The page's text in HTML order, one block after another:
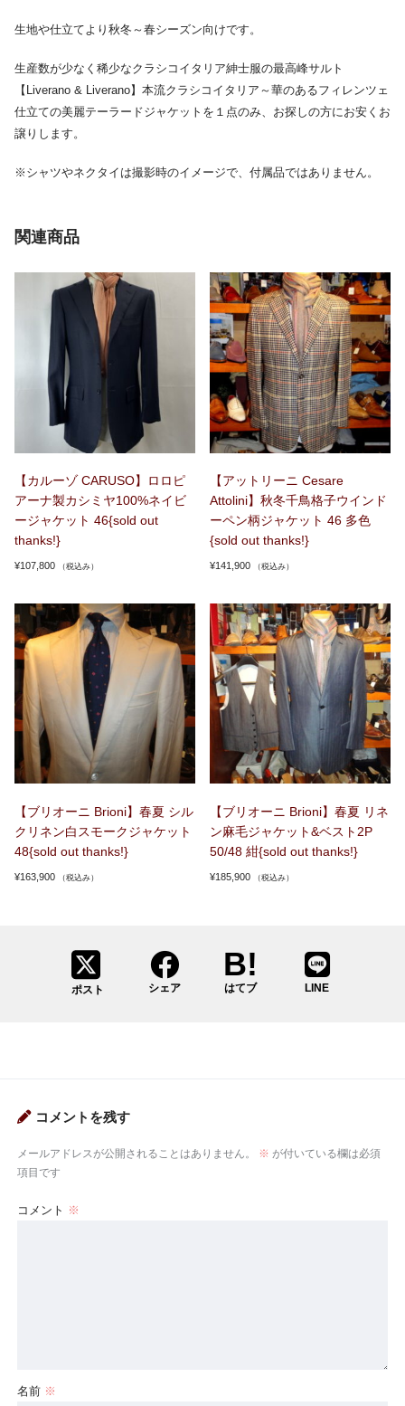
生地や仕立てより秋冬～春シーズン向けです。
生産数が少なく稀少なクラシコイタリア紳士服の最高峰サルト
【Liverano & Liverano】本流クラシコイタリア～華のあるフィレンツェ
仕立ての美麗テーラードジャケットを１点のみ、お探しの方にお安くお
譲りします。
※シャツやネクタイは撮影時のイメージで、付属品ではありません。
関連商品
【カルーゾ CARUSO】ロロピ
アーナ製カシミヤ100%ネイビ
ージャケット 46{sold out
thanks!}
¥107,800 （税込み）
【アットリーニ Cesare
Attolini】秋冬千鳥格子ウインド
ーペン柄ジャケット 46 多色
{sold out thanks!}
¥141,900 （税込み）
【ブリオーニ Brioni】春夏 シル
クリネン白スモークジャケット
48{sold out thanks!}
¥163,900 （税込み）
【ブリオーニ Brioni】春夏 リネ
ン麻毛ジャケット&ベスト2P
50/48 紺{sold out thanks!}
¥185,900 （税込み）
ポスト シェア はてブ LINE
コメントを残す
メールアドレスが公開されることはありません。 ※ が付いている欄は必須
項目です
コメント ※
名前 ※